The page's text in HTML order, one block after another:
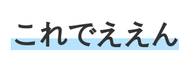
これでええん